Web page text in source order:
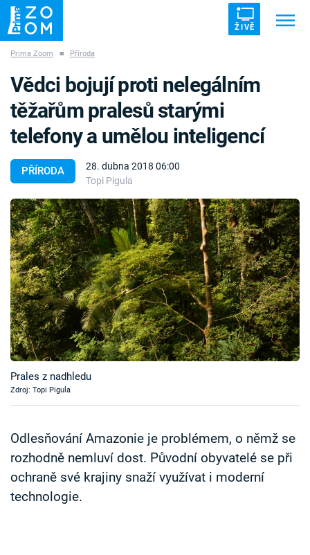
ŽIVĚ
ZÁHADY VETŘELCI DÁVNOVĚKU
Témata
Témata
Pořady
TV Program
Časopis
Sledujte prima+
Sledujte nás
Prima Zoom ■ Příroda
PŘÍRODA
28. dubna 2018 06:00
Topi Pigula
Vědci bojují proti nelegálním
těžařům pralesů starými
telefony a umělou inteligencí
Prales z nadhledu
Zdroj: Topi Pigula
Odlesňování Amazonie je problémem, o němž se
rozhodně nemluví dost. Původní obyvatelé se při
ochraně své krajiny snaží využívat i moderní
technologie.